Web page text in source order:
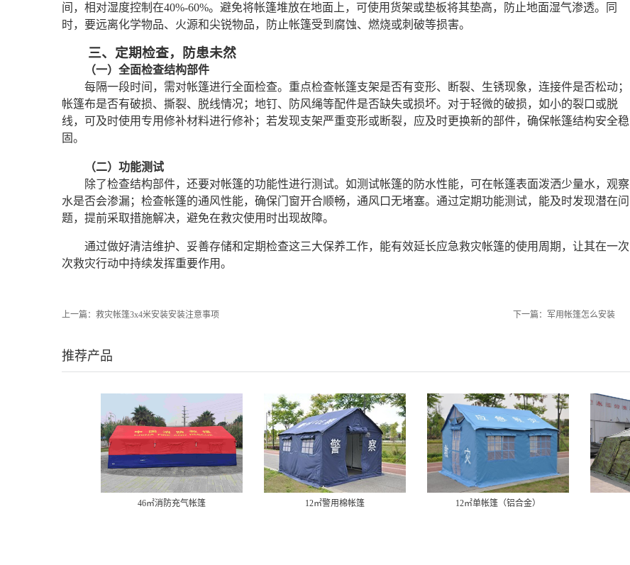
间，相对湿度控制在40%-60%。避免将帐篷堆放在地面上，可使用货架或垫板将其垫高，防止地面湿气渗透。同
时，要远离化学物品、火源和尖锐物品，防止帐篷受到腐蚀、燃烧或刺破等损害。
三、定期检查，防患未然
（一）全面检查结构部件
每隔一段时间，需对帐篷进行全面检查。重点检查帐篷支架是否有变形、断裂、生锈现象，连接件是否松动；
帐篷布是否有破损、撕裂、脱线情况；地钉、防风绳等配件是否缺失或损坏。对于轻微的破损，如小的裂口或脱
线，可及时使用专用修补材料进行修补；若发现支架严重变形或断裂，应及时更换新的部件，确保帐篷结构安全稳
固。
（二）功能测试
除了检查结构部件，还要对帐篷的功能性进行测试。如测试帐篷的防水性能，可在帐篷表面泼洒少量水，观察
水是否会渗漏；检查帐篷的通风性能，确保门窗开合顺畅，通风口无堵塞。通过定期功能测试，能及时发现潜在问
题，提前采取措施解决，避免在救灾使用时出现故障。
通过做好清洁维护、妥善存储和定期检查这三大保养工作，能有效延长应急救灾帐篷的使用周期，让其在一次
次救灾行动中持续发挥重要作用。
上一篇： 救灾帐篷3x4米安装安装注意事项 下一篇： 军用帐篷怎么安装
推荐产品
46㎡消防充气帐篷 12㎡警用棉帐篷 12㎡单帐篷（铝合金）